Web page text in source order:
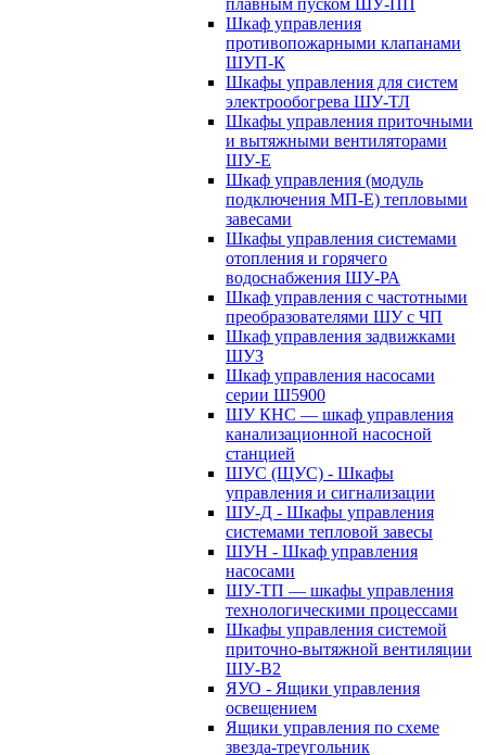
плавным пуском ШУ-ПП
Шкаф управления
противопожарными клапанами
ШУП-К
Шкафы управления для систем
электрообогрева ШУ-ТЛ
Шкафы управления приточными
и вытяжными вентиляторами
ШУ-Е
Шкаф управления (модуль
подключения МП-Е) тепловыми
завесами
Шкафы управления системами
отопления и горячего
водоснабжения ШУ-РА
Шкаф управления с частотными
преобразователями ШУ с ЧП
Шкаф управления задвижками
ШУЗ
Шкаф управления насосами
серии Ш5900
ШУ КНС — шкаф управления
канализационной насосной
станцией
ШУС (ЩУС) - Шкафы
управления и сигнализации
ШУ-Д - Шкафы управления
системами тепловой завесы
ШУН - Шкаф управления
насосами
ШУ-ТП — шкафы управления
технологическими процессами
Шкафы управления системой
приточно-вытяжной вентиляции
ШУ-В2
ЯУО - Ящики управления
освещением
Ящики управления по схеме
звезда-треугольник